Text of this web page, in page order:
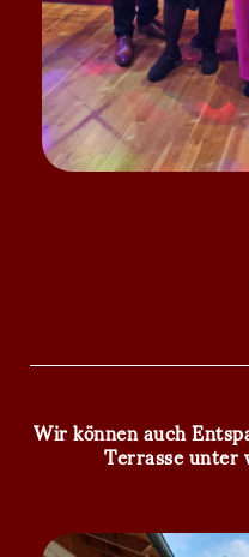
Wir können auch
Terrasse